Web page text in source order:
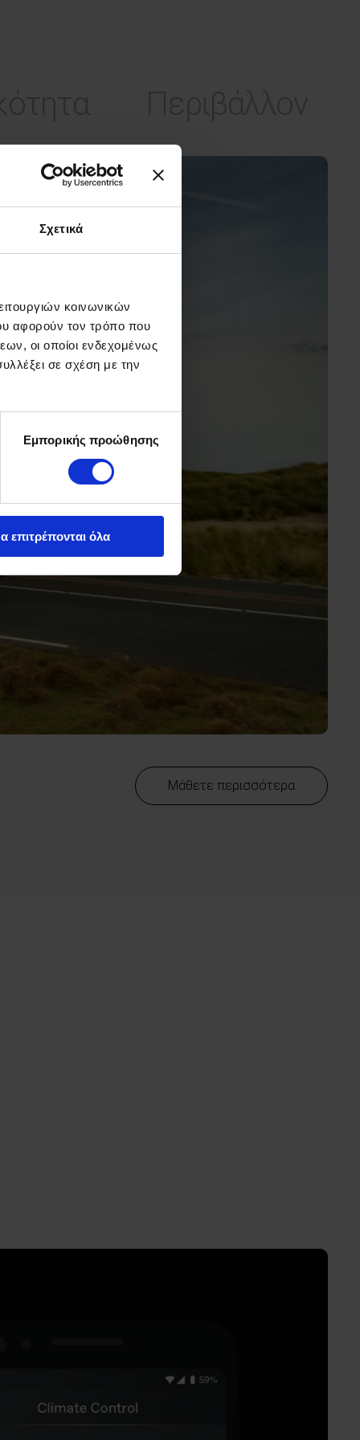
Σχετικά
κοινωνικών
αφορούν τον τρόπο που
οι οποίοι ενδεχομένως
σε σχέση με την
Εμπορικής προώθησης
επιτρέπονται όλα
Μάθετε περισσότερα